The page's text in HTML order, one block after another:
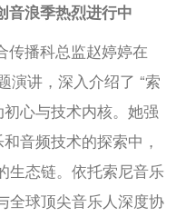
音浪季热烈进行中
传播科总监赵婷婷在
演讲，深入介绍了 “索
心与技术内核。她强
音频技术的探索中，
生态链。依托索尼音乐
全球顶尖音乐人深度协